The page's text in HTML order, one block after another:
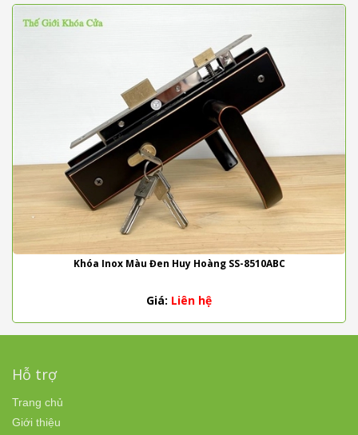
Khóa Inox Màu Đen Huy Hoàng SS-8510ABC
Giá: Liên hệ
Hỗ trợ
Trang chủ
Giới thiệu